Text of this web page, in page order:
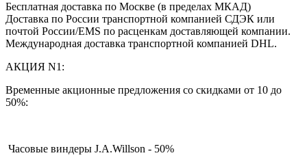
Бесплатная доставка по Москве (в пределах МКАД)
Доставка по России транспортной компанией СДЭК или
почтой России/EMS по расценкам доставляющей компании.
Международная доставка транспортной компанией DHL.
АКЦИЯ N1:
Временные акционные предложения со скидками от 10 до
50%:
Часовые виндеры J.A.Willson - 50%